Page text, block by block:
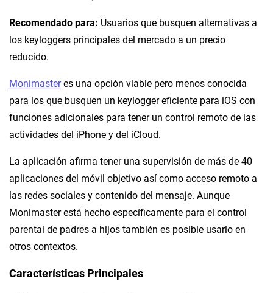
Recomendado para: Usuarios que busquen alternativas a
los keyloggers principales del mercado a un precio
reducido.
Monimasteres una opción viable pero menos conocida
para los que busquen un keylogger eficiente para iOS con
funciones adicionales para tener un control remoto de las
actividades del iPhone y del iCloud.
La aplicación afirma tener una supervisión de más de 40
aplicaciones del móvil objetivo así como acceso remoto a
las redes sociales y contenido del mensaje. Aunque
Monimaster está hecho específicamente para el control
parental de padres a hijos también es posible usarlo en
otros contextos.
Características Principales